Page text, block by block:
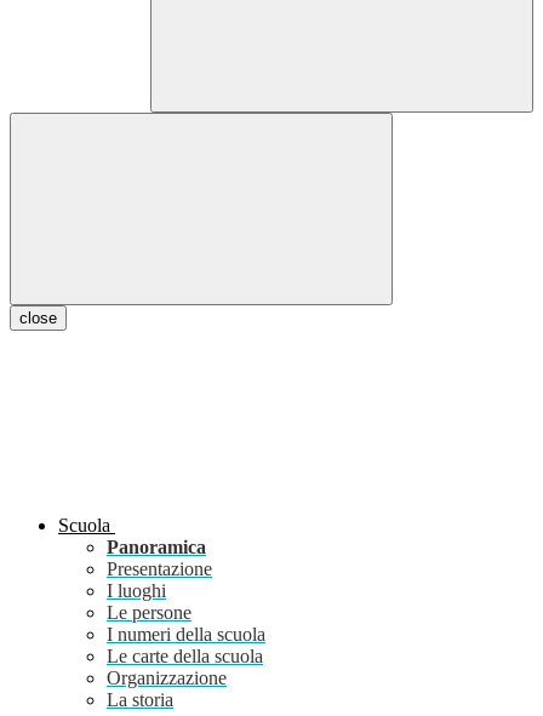
close
Scuola
Panoramica
Presentazione
I luoghi
Le persone
I numeri della scuola
Le carte della scuola
Organizzazione
La storia